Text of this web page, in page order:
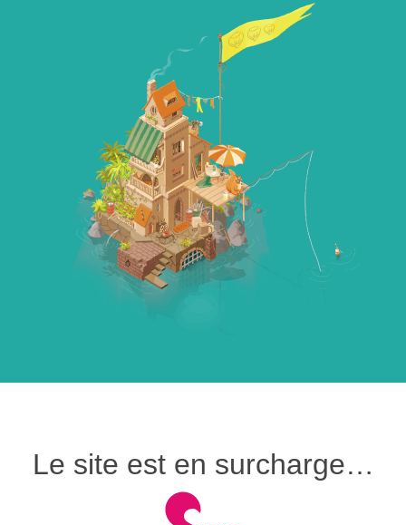
Le site est en surcharge…